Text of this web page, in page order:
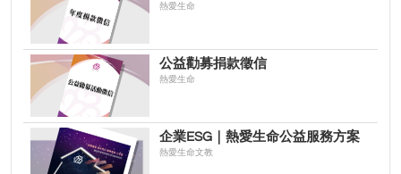
熱愛生命
公益勸募捐款徵信
熱愛生命
企業ESG｜熱愛生命公益服務方案
熱愛生命文教